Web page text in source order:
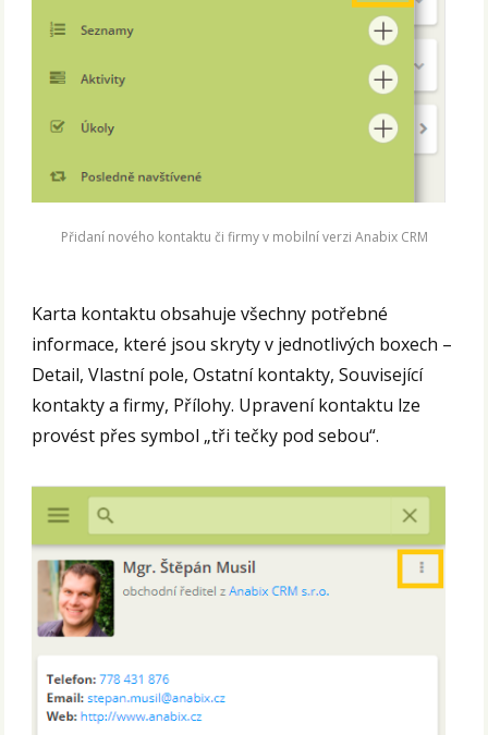
Přidaní nového kontaktu či firmy v mobilní verzi Anabix CRM
Karta kontaktu obsahuje všechny potřebné
informace, které jsou skryty v jednotlivých boxech –
Detail, Vlastní pole, Ostatní kontakty, Související
kontakty a firmy, Přílohy. Upravení kontaktu lze
provést přes symbol „tři tečky pod sebou“.